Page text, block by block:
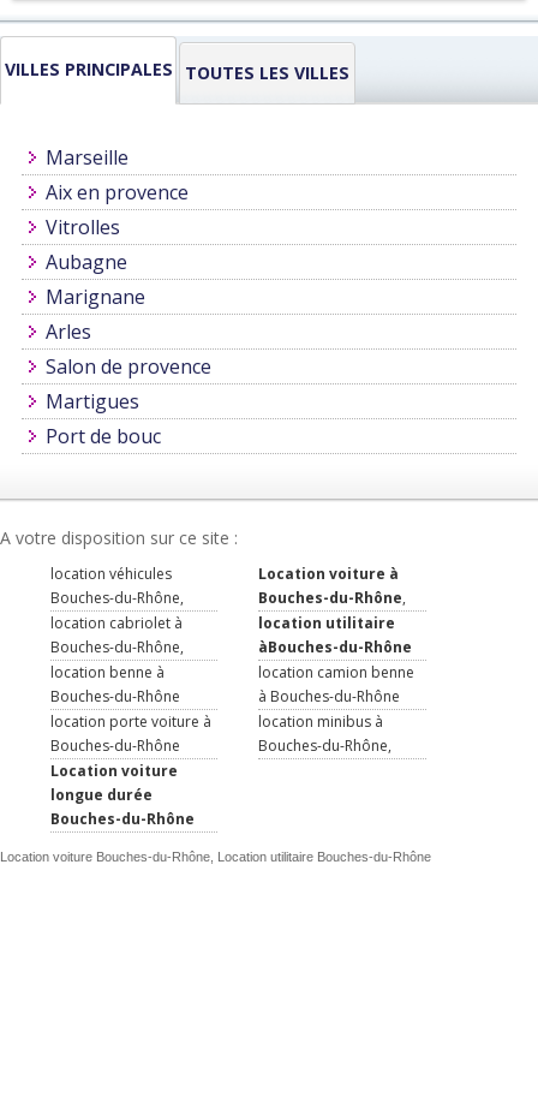
CARTE DE FRANCE
INFORMATIONS
VILLES PRINCIPALES TOUTES LES VILLES
Marseille
Aix en provence
Vitrolles
Aubagne
Marignane
Arles
Salon de provence
Martigues
Port de bouc
A votre disposition sur ce site :
location véhicules
Bouches-du-Rhône,
Location voiture à
Bouches-du-Rhône,
location cabriolet à
Bouches-du-Rhône,
location utilitaire
àBouches-du-Rhône
location benne à
Bouches-du-Rhône
location camion benne
à Bouches-du-Rhône
location porte voiture à
Bouches-du-Rhône
location minibus à
Bouches-du-Rhône,
Location voiture
longue durée
Bouches-du-Rhône
Location voiture Bouches-du-Rhône, Location utilitaire Bouches-du-Rhône